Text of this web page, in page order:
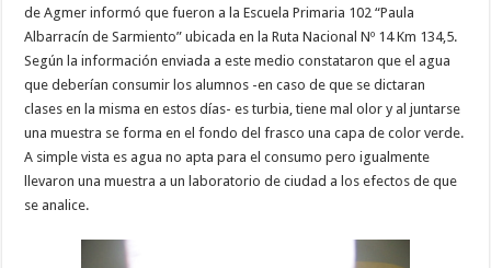
de Agmer informó que fueron a la Escuela Primaria 102 “Paula
Albarracín de Sarmiento” ubicada en la Ruta Nacional Nº 14 Km 134,5.
Según la información enviada a este medio constataron que el agua
que deberían consumir los alumnos -en caso de que se dictaran
clases en la misma en estos días- es turbia, tiene mal olor y al juntarse
una muestra se forma en el fondo del frasco una capa de color verde.
A simple vista es agua no apta para el consumo pero igualmente
llevaron una muestra a un laboratorio de ciudad a los efectos de que
se analice.